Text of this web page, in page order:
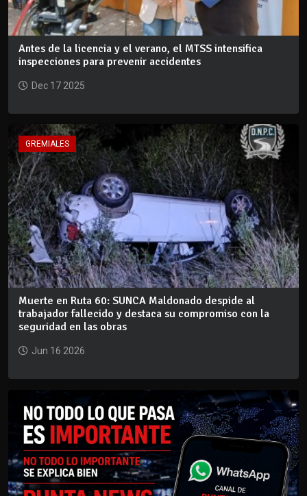
Antes de la licencia y el verano, el MTSS intensifica
inspecciones para prevenir accidentes
Dec 17 2025
GREMIALES
Muerte en Ruta 60: SUNCA Maldonado despide al
trabajador fallecido y destaca su compromiso con la
seguridad en las obras
Jun 16 2026